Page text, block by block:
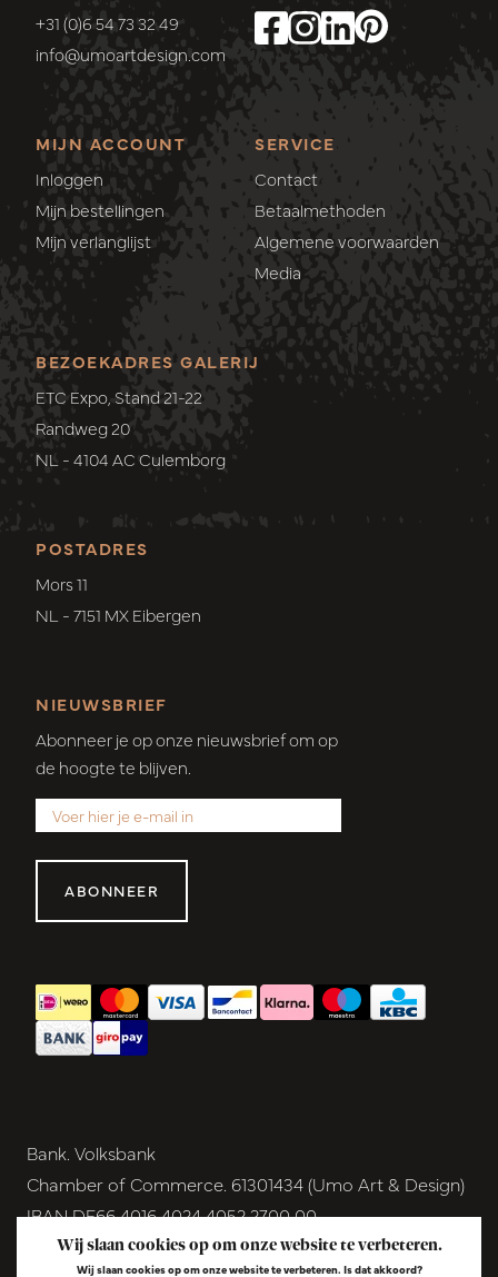
+31 (0)6 54 73 32 49
info@umoartdesign.com
MIJN ACCOUNT
Inloggen
Mijn bestellingen
Mijn verlanglijst
SERVICE
Contact
Betaalmethoden
Algemene voorwaarden
Media
POSTADRES
Mors 11
NL - 7151 MX Eibergen
BEZOEKADRES GALERIJ
ETC Expo, Stand 21-22
Randweg 20
NL - 4104 AC Culemborg
NIEUWSBRIEF
Abonneer je op onze nieuwsbrief om op
de hoogte te blijven.
ABONNEER
Bank. Volksbank
Chamber of Commerce. 61301434 (Umo Art & Design)
IBAN DE66 4016 4024 4052 2700 00
BIC GENODEM1GRN
Wij slaan cookies op om onze website te verbeteren.
Wij slaan cookies op om onze website te verbeteren. Is dat akkoord?